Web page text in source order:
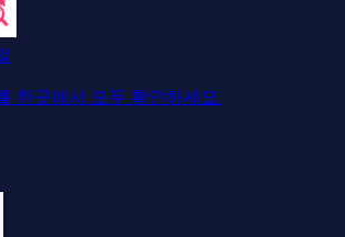
한곳에서 모두 확인하세요.